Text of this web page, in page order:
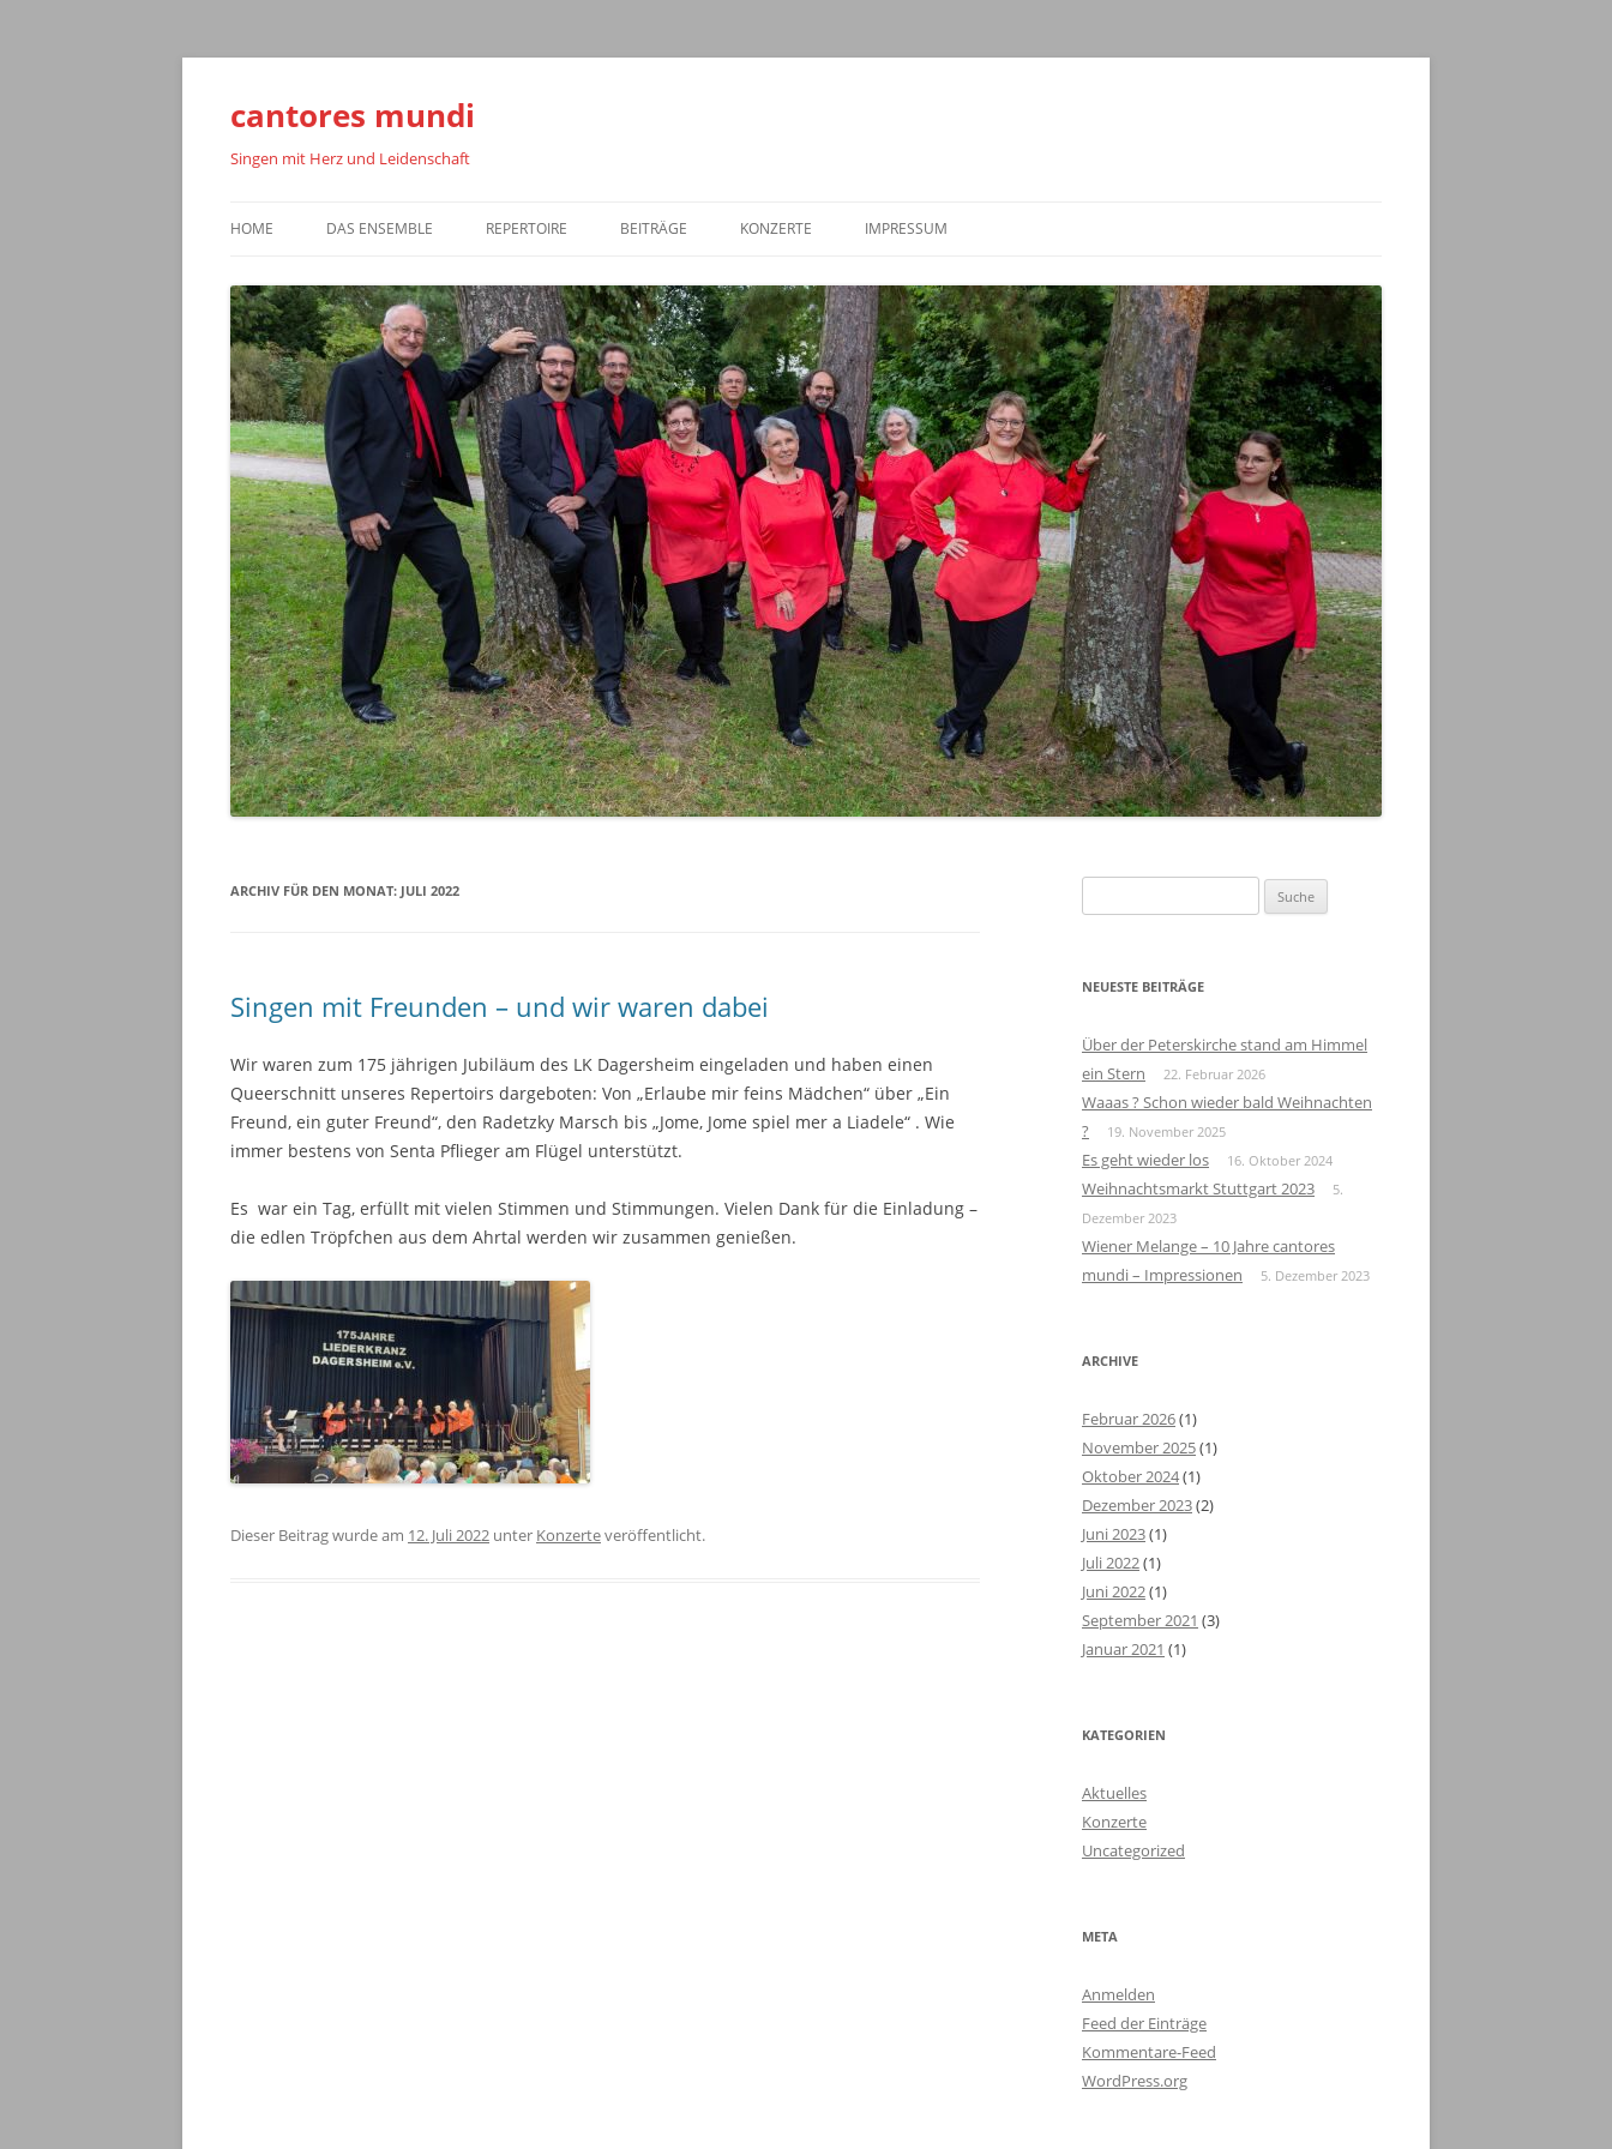
cantores mundi
Singen mit Herz und Leidenschaft
Inhalt
HOME DAS ENSEMBLE REPERTOIRE BEITRÄGE KONZERTE IMPRESSUM
ARCHIV FÜR DEN MONAT: JULI 2022
Singen mit Freunden – und wir waren dabei
Wir waren zum 175 jährigen Jubiläum des LK Dagersheim eingeladen und haben einen
Queerschnitt unseres Repertoirs dargeboten: Von „Erlaube mir feins Mädchen“ über „Ein
Freund, ein guter Freund“, den Radetzky Marsch bis „Jome, Jome spiel mer a Liadele“ . Wie
immer bestens von Senta Pflieger am Flügel unterstützt.
Es war ein Tag, erfüllt mit vielen Stimmen und Stimmungen. Vielen Dank für die Einladung –
die edlen Tröpfchen aus dem Ahrtal werden wir zusammen genießen.
Dieser Beitrag wurde am 12. Juli 2022 unter Konzerteveröffentlicht.
nach:
NEUESTE BEITRÄGE
Über der Peterskirche stand am Himmel
ein Stern
22. Februar 2026
Waaas ? Schon wieder bald Weihnachten
?
19. November 2025
Es geht wieder los 16. Oktober 2024
Weihnachtsmarkt Stuttgart 2023
5.
Dezember 2023
Wiener Melange – 10 Jahre cantores
mundi – Impressionen
5. Dezember 2023
ARCHIVE
Februar 2026(1)
November 2025(1)
Oktober 2024(1)
Dezember 2023(2)
Juni 2023(1)
Juli 2022(1)
Juni 2022(1)
September 2021 (3)
Januar 2021 (1)
KATEGORIEN
Aktuelles
Konzerte
Uncategorized
META
Anmelden
Feed der Einträge
Kommentare-Feed
WordPress.org